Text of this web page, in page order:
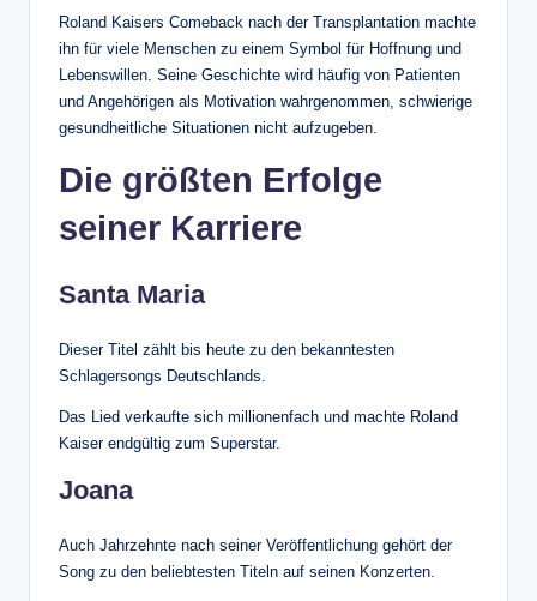
Roland Kaisers Comeback nach der Transplantation machte
ihn für viele Menschen zu einem Symbol für Hoffnung und
Lebenswillen. Seine Geschichte wird häufig von Patienten
und Angehörigen als Motivation wahrgenommen, schwierige
gesundheitliche Situationen nicht aufzugeben.
Die größten Erfolge
seiner Karriere
Santa Maria
Dieser Titel zählt bis heute zu den bekanntesten
Schlagersongs Deutschlands.
Das Lied verkaufte sich millionenfach und machte Roland
Kaiser endgültig zum Superstar.
Joana
Auch Jahrzehnte nach seiner Veröffentlichung gehört der
Song zu den beliebtesten Titeln auf seinen Konzerten.